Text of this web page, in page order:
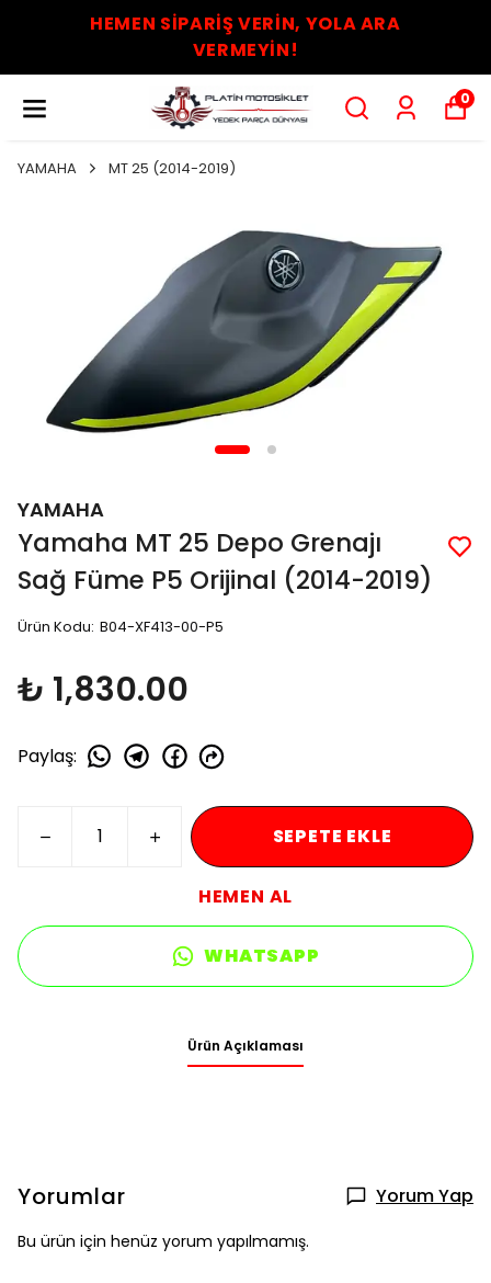
HEMEN SİPARİŞ VERİN, YOLA ARA
VERMEYİN!
0
YAMAHA MT 25 (2014-2019)
YAMAHA
Yamaha MT 25 Depo Grenajı
Sağ Füme P5 Orijinal (2014-2019)
Ürün Kodu: B04-XF413-00-P5
₺ 1,830.00
Paylaş:
SEPETE EKLE
HEMEN AL
WHATSAPP
Ürün Açıklaması
Yorumlar Yorum Yap
Bu ürün için henüz yorum yapılmamış.